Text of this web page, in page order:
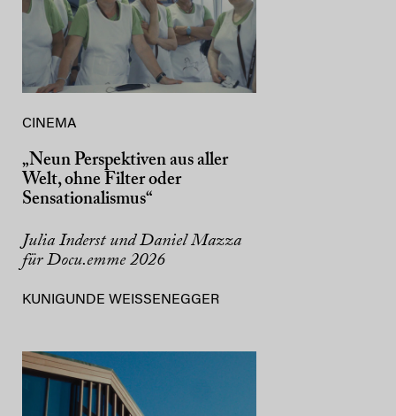
CINEMA
„Neun Perspektiven aus aller
Welt, ohne Filter oder
Sensationalismus“
Julia Inderst und Daniel Mazza
für Docu.emme 2026
KUNIGUNDE WEISSENEGGER